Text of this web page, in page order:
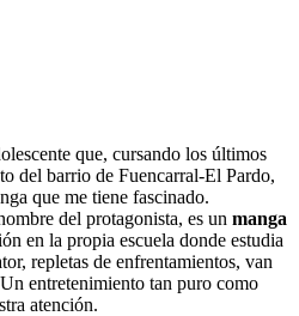
que, cursando los últimos
del barrio de Fuencarral-El Pardo,
que me tiene fascinado.
del protagonista, es un manga
en la propia escuela donde estudia
repletas de enfrentamientos, van
entretenimiento tan puro como
atención.